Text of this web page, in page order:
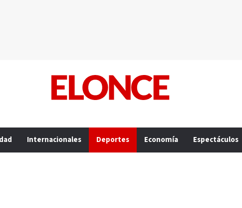
Internacionales Deportes Economía Espectáculos